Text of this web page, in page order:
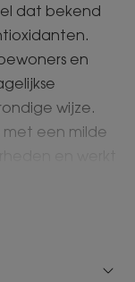
dat bekend
en
wijze.
een milde
is optimaal